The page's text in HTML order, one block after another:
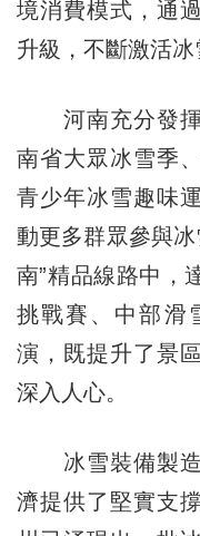
境消費模式，通
升級，不斷激活冰
河南充分發揮
南省大眾冰雪季
青少年冰雪趣味
動更多群眾參與
南”精品線路中，
挑戰賽、中部滑
演，既提升了景
深入人心。
冰雪裝備製造
濟提供了堅實支